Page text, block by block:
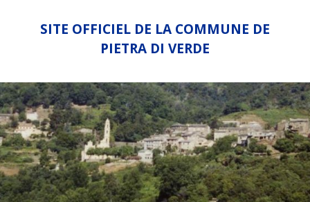
SITE OFFICIEL DE LA COMMUNE DE
PIETRA DI VERDE